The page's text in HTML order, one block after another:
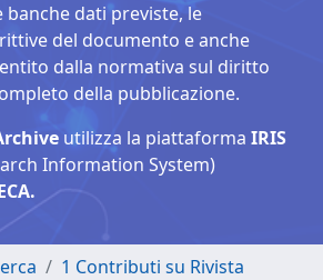
dati previste, le
del documento e anche
dalla normativa sul diritto
della pubblicazione.
utilizza la piattaforma IRIS
Information System)
1 Contributi su Rivista